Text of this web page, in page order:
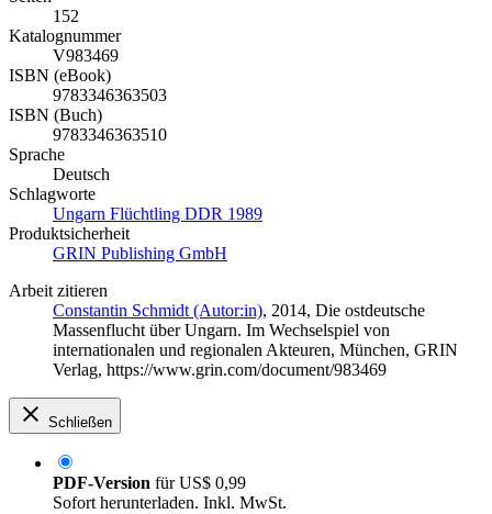
152
Katalognummer
V983469
ISBN (eBook)
9783346363503
ISBN (Buch)
9783346363510
Sprache
Deutsch
Schlagworte
Ungarn Flüchtling DDR 1989
Produktsicherheit
GRIN Publishing GmbH
Arbeit zitieren
Constantin Schmidt (Autor:in), 2014, Die ostdeutsche
Massenflucht über Ungarn. Im Wechselspiel von
internationalen und regionalen Akteuren, München, GRIN
Verlag, https://www.grin.com/document/983469
Schließen
PDF-Version fürUS$ 0,99
Sofort herunterladen. Inkl. MwSt.